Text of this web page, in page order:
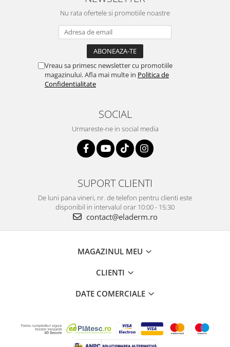
Nu rata ofertele si promotiile noastre
Vreau sa primesc newsletter cu promotiile
magazinului. Afla mai multe in Politica de
Confidentialitate
SOCIAL
Urmareste-ne in social media
SUPORT CLIENTI
De luni pana vineri, nr. de telefon pentru clienti este
disponibil in intervalul orar 10:00 - 15:30
contact@eladerm.ro
MAGAZINUL MEU
CLIENTI
DATE COMERCIALE